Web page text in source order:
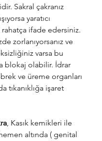
Sakral çakranız
yaratıcı
ifade edersiniz.
zorlanıyorsanız ve
varsa bu
blokaj olabilir. İdrar
ve üreme organları
tıkanıklığa işaret
, Kasık kemikleri ile
altında ( genital